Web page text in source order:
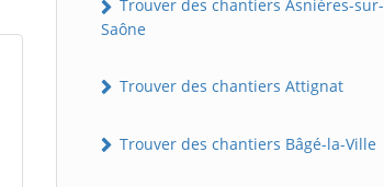
Trouver des chantiers Asnières-sur-
Saône
Trouver des chantiers Attignat
Trouver des chantiers Bâgé-la-Ville